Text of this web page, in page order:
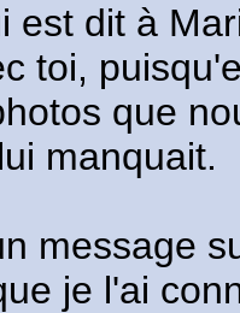
est dit à
toi,
que
manquait.
message
je l'ai